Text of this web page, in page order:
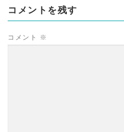
コメントを残す
コメント ※